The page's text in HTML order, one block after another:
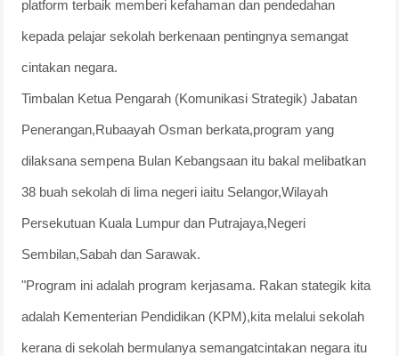
platform terbaik memberi kefahaman dan pendedahan
kepada pelajar sekolah berkenaan pentingnya semangat
cintakan negara.
Timbalan Ketua Pengarah (Komunikasi Strategik) Jabatan
Penerangan,Rubaayah Osman berkata,program yang
dilaksana sempena Bulan Kebangsaan itu bakal melibatkan
38 buah sekolah di lima negeri iaitu Selangor,Wilayah
Persekutuan Kuala Lumpur dan Putrajaya,Negeri
Sembilan,Sabah dan Sarawak.
"Program ini adalah program kerjasama. Rakan stategik kita
adalah Kementerian Pendidikan (KPM),kita melalui sekolah
kerana di sekolah bermulanya semangatcintakan negara itu